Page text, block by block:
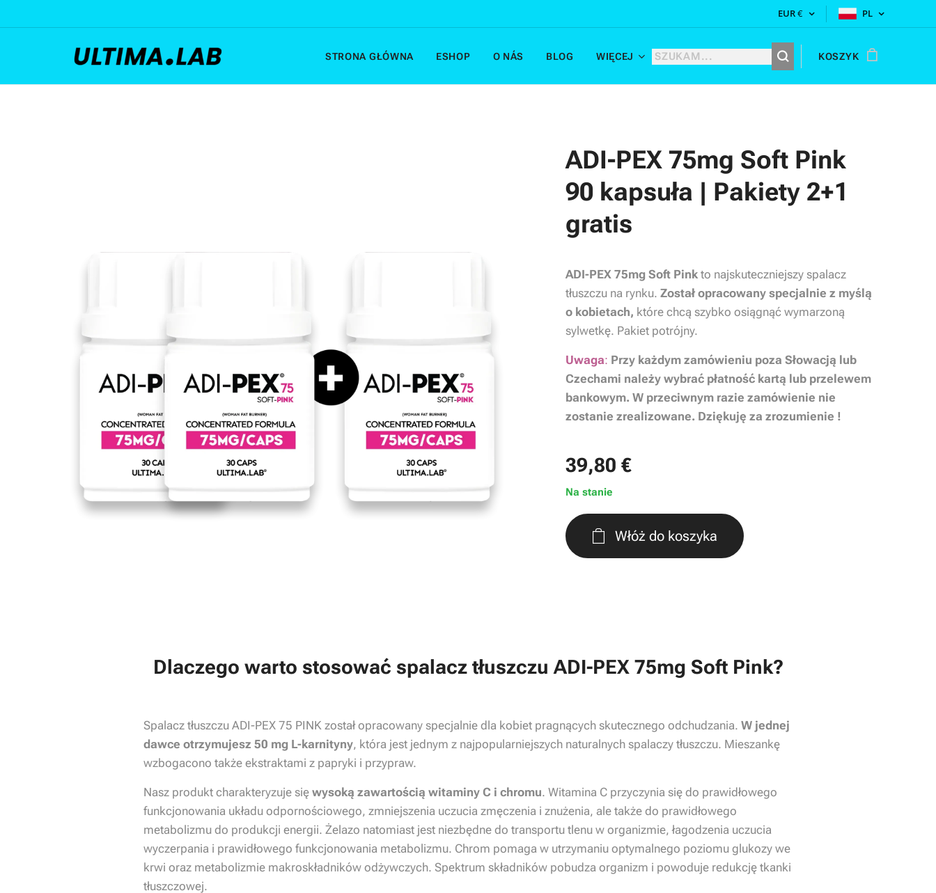
EUR€ PL
STRONA GŁÓWNA ESHOP O NÁS BLOG WIĘCEJ KOSZYK
ADI-PEX 75mg Soft Pink
90 kapsuła | Pakiety 2+1
gratis
ADI-PEX 75mg Soft Pink to najskuteczniejszy spalacz
tłuszczu na rynku. Został opracowany specjalnie z myślą
o kobietach, które chcą szybko osiągnąć wymarzoną
sylwetkę. Pakiet potrójny.
Uwaga: Przy każdym zamówieniu poza Słowacją lub
Czechami należy wybrać płatność kartą lub przelewem
bankowym. W przeciwnym razie zamówienie nie
zostanie zrealizowane. Dziękuję za zrozumienie !
39,80 €
Na stanie
Włóż do koszyka
Dlaczego warto stosować spalacz tłuszczu ADI-PEX 75mg Soft Pink?
Spalacz tłuszczu ADI-PEX 75 PINK został opracowany specjalnie dla kobiet pragnących skutecznego odchudzania. W jednej
dawce otrzymujesz 50 mg L-karnityny, która jest jednym z najpopularniejszych naturalnych spalaczy tłuszczu. Mieszankę
wzbogacono także ekstraktami z papryki i przypraw.
Nasz produkt charakteryzuje się wysoką zawartością witaminy C i chromu. Witamina C przyczynia się do prawidłowego
funkcjonowania układu odpornościowego, zmniejszenia uczucia zmęczenia i znużenia, ale także do prawidłowego
metabolizmu do produkcji energii. Żelazo natomiast jest niezbędne do transportu tlenu w organizmie, łagodzenia uczucia
wyczerpania i prawidłowego funkcjonowania metabolizmu. Chrom pomaga w utrzymaniu optymalnego poziomu glukozy we
krwi oraz metabolizmie makroskładników odżywczych. Spektrum składników pobudza organizm i powoduje redukcję tkanki
tłuszczowej.